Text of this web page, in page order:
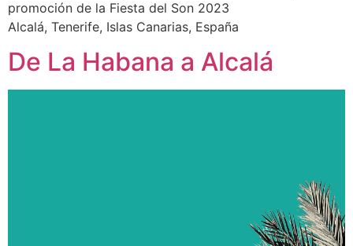
promoción de la Fiesta del Son 2023
Alcalá, Tenerife, Islas Canarias, España
De La Habana a Alcalá